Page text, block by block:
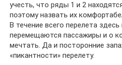
учесть, что ряды 1 и 2
поэтому назвать их
В течение всего перелета
перемещаются пассажиры и о
мечтать. Да и посторонние
«пикантности» перелету.